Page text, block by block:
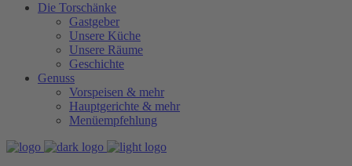
Die Torschänke
Gastgeber
Unsere Küche
Unsere Räume
Geschichte
Genuss
Vorspeisen & mehr
Hauptgerichte & mehr
Menüempfehlung